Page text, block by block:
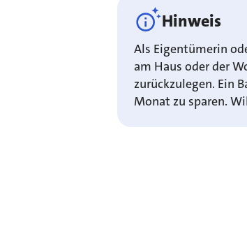
Hinweis
Als Eigentümerin
am Haus oder der
zurückzulegen. Ein
Monat zu sparen.